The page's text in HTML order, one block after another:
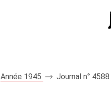
Année 1945 Journal n° 4588